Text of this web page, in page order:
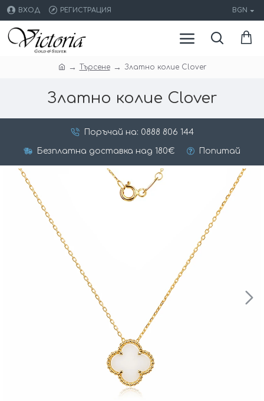
ВХОД РЕГИСТРАЦИЯ BGN
Търсене Златно колие Clover
Златно колие Clover
Поръчай на: 0888 806 144
Безплатна доставка над 180€ Попитай